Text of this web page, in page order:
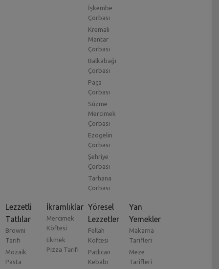
İşkembe
Çorbası
Kremalı
Mantar
Çorbası
Balkabağı
Çorbası
Paça
Çorbası
Süzme
Mercimek
Çorbası
Ezogelin
Çorbası
Şehriye
Çorbası
Tarhana
Çorbası
Lezzetli
Tatlılar
Browni
Tarifi
Mozaik
Pasta
İkramlıklar
Mercimek
Köftesi
Ekmek
Pizza Tarifi
Yöresel
Lezzetler
Fellah
Köftesi
Patlıcan
Kebabı
Yan
Yemekler
Makarna
Tarifleri
Meze
Tarifleri